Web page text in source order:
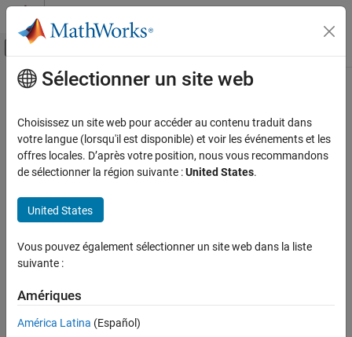
Passer au contenu
Activer/désactiver l'affichage du menu
Accueil de la documentation
Simscape Multibody
Simulation and Analysis
ON THIS PAGE
Settings
Programmatic Use
See Also
Contenu principal
Overspecified targets in kinematic
loops
Actions to take if overspecified targets contained in kinematic
loops are detected
Model Configuration Pane:
Description
overspecified targets contained in kinematic loops in the model.
Settings
Sélectionner un site web
Choisissez un site web pour accéder au contenu traduit dans
votre langue (lorsqu'il est disponible) et voir les événements et les
offres locales. D’après votre position, nous vous recommandons
de sélectionner la région suivante :United States.
United States
Vous pouvez également sélectionner un site web dans la liste
suivante :
Amériques
América Latina (Español)